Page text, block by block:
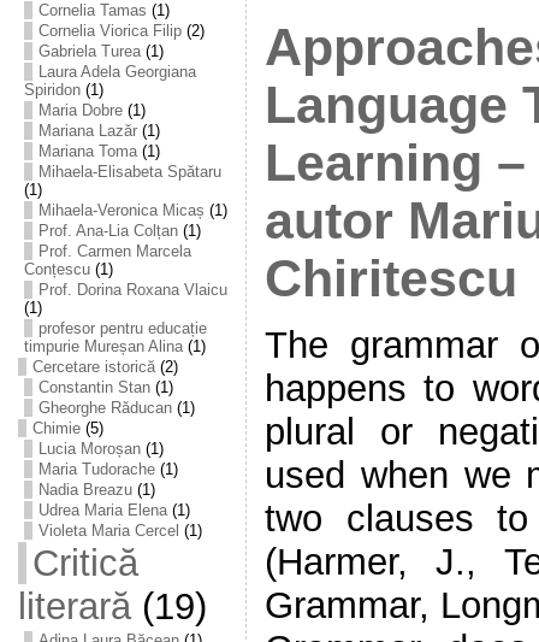
Cornelia Tamas (1)
Cornelia Viorica Filip(2)
Gabriela Turea(1)
Laura Adela Georgiana
Spiridon(1)
Maria Dobre(1)
Mariana Lazăr(1)
Mariana Toma(1)
Mihaela-Elisabeta Spătaru
(1)
Mihaela-Veronica Micaș (1)
Prof. Ana-Lia Colțan(1)
Prof. Carmen Marcela
Conțescu(1)
Prof. Dorina Roxana Vlaicu
(1)
profesor pentru educație
timpurie Mureșan Alina(1)
Cercetare istorică(2)
Constantin Stan(1)
Gheorghe Răducan(1)
Chimie(5)
Lucia Moroșan(1)
Maria Tudorache(1)
Nadia Breazu(1)
Udrea Maria Elena(1)
Violeta Maria Cercel (1)
Critică
literară(19)
Language
Learning
autor
Chiritescu
The grammar
happens to
plural or
used when we
two clauses
(Harmer, J.,
Grammar,